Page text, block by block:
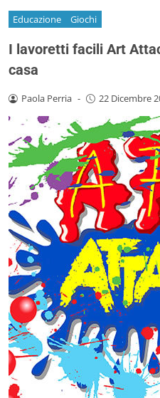
Educazione Giochi
I lavoretti facili Art
casa
Paola Perria - 22 Dicembre